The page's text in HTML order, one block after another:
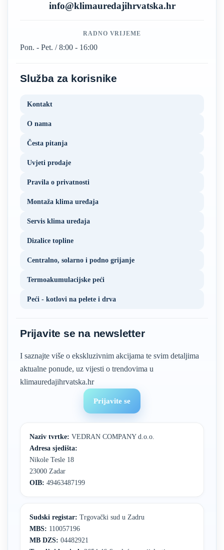
info@klimauredajihrvatska.hr
RADNO VRIJEME
Pon. - Pet. / 8:00 - 16:00
Služba za korisnike
Kontakt
O nama
Česta pitanja
Uvjeti prodaje
Pravila o privatnosti
Montaža klima uređaja
Servis klima uređaja
Dizalice topline
Centralno, solarno i podno grijanje
Termoakumulacijske peći
Peći - kotlovi na pelete i drva
Prijavite se na newsletter
I saznajte više o ekskluzivnim akcijama te svim detaljima
aktualne ponude, uz vijesti o trendovima u
klimauredajihrvatska.hr
Prijavite se
Naziv tvrtke: VEDRAN COMPANY d.o.o.
Adresa sjedišta:
Nikole Tesle 18
23000 Zadar
OIB: 49463487199
Sudski registar: Trgovački sud u Zadru
MBS: 110057196
MB DZS: 04482921